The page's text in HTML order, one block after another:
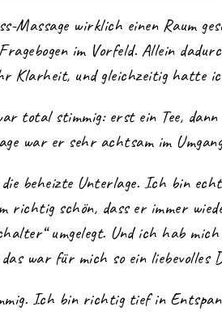
Massage wirklich einen Raum
im Vorfeld. Allein
Klarheit, und gleichzeitig hatte
total stimmig: erst ein Tee,
war er sehr achtsam im
beheizte Unterlage. Ich bin
richtig schön, dass er immer
umgelegt. Und ich hab
war für mich so ein liebevolles
Ich bin richtig tief in